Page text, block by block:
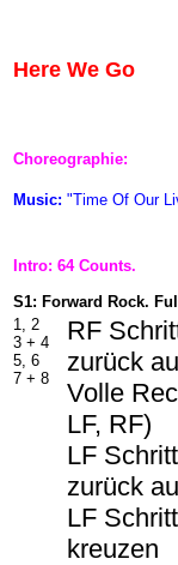
Here We Go
Choreographie:
Music: "Time Of Our
Intro: 64 Counts.
S1: Forward Rock.
1, 2
3 + 4
5, 6
7 + 8
RF
zurück
Volle
LF, RF)
LF
zurück
LF
kreuzen